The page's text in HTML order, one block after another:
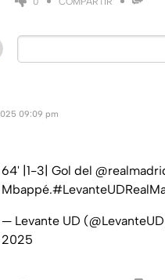
09:09 pm
64' |1-3| Gol del
Mbappé.
— Levante UD
2025